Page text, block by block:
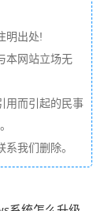
明出处!
本网站立场无
用而引起的民事
我们删除。